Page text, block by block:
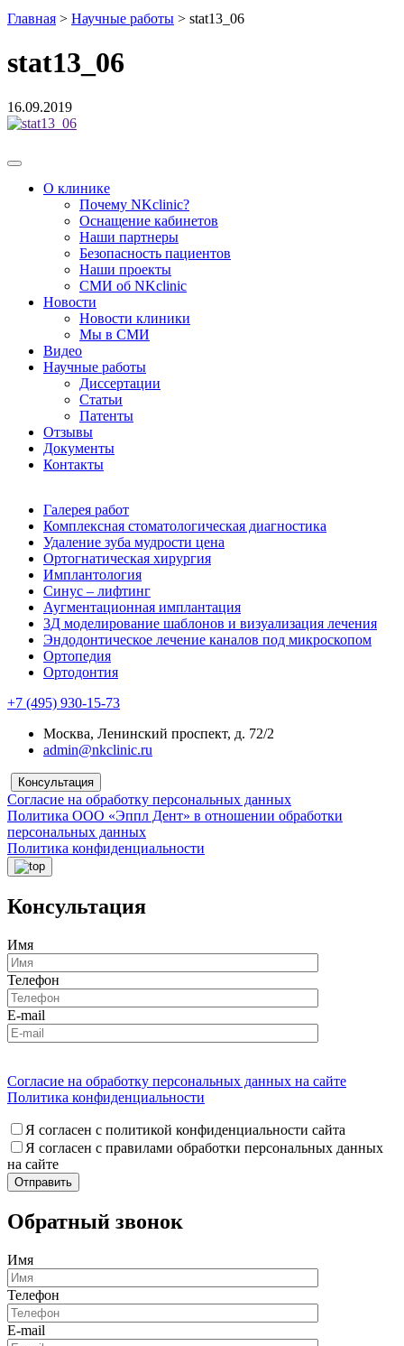
Главная > Научные работы > stat13_06
stat13_06
16.09.2019
О клинике
Почему NKclinic?
Оснащение кабинетов
Наши партнеры
Безопасность пациентов
Наши проекты
СМИ об NKclinic
Новости
Новости клиники
Мы в СМИ
Видео
Научные работы
Диссертации
Статьи
Патенты
Отзывы
Документы
Контакты
Галерея работ
Комплексная стоматологическая диагностика
Удаление зуба мудрости цена
Ортогнатическая хирургия
Имплантология
Синус – лифтинг
Аугментационная имплантация
3Д моделирование шаблонов и визуализация лечения
Эндодонтическое лечение каналов под микроскопом
Ортопедия
Ортодонтия
+7 (495) 930-15-73
Москва, Ленинский проспект, д. 72/2
admin@nkclinic.ru
Консультация
Согласие на обработку персональных данных
Политика ООО «Эппл Дент» в отношении обработки
персональных данных
Политика конфиденциальности
Консультация
Имя
Телефон
E-mail
Согласие на обработку персональных данных на сайте
Политика конфиденциальности
Я согласен с политикой конфиденциальности сайта
Я согласен с правилами обработки персональных данных
на сайте
Обратный звонок
Имя
Телефон
E-mail